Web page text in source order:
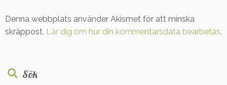
Denna webbplats använder Akismet för att minska
skräppost. Lär dig om hur din kommentarsdata bearbetas.
Sök